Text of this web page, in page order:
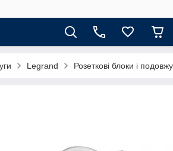
Legrand Розеткові блоки і